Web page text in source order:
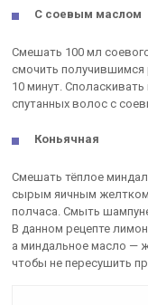
С соевым маслом
Смешать 100 мл
смочить получившимся
10 минут.
спутанных волос с
Коньячная
Смешать тёплое
сырым яичным
полчаса. Смыть
В данном рецепте
а миндальное масло —
чтобы не пересушить